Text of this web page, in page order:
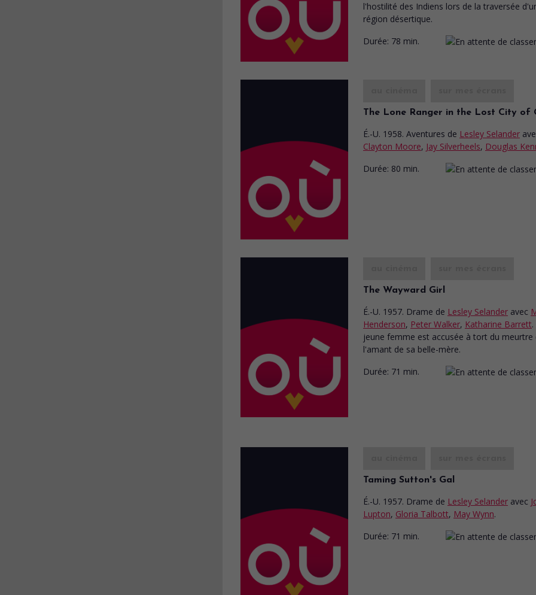
l'hostilité des Indiens lors de la traversée
région désertique.
Durée: 78 min.
The Lone Ranger in the Lost City of
É.-U. 1958. Aventures de Lesley Selander
Clayton Moore, Jay Silverheels, Douglas
Durée: 80 min.
The Wayward Girl
É.-U. 1957. Drame de Lesley Selander avec
Henderson, Peter Walker, Katharine Barrett
jeune femme est accusée à tort du meurtre
l'amant de sa belle-mère.
Durée: 71 min.
Taming Sutton's Gal
É.-U. 1957. Drame de Lesley Selander avec
Lupton, Gloria Talbott, May Wynn.
Durée: 71 min.